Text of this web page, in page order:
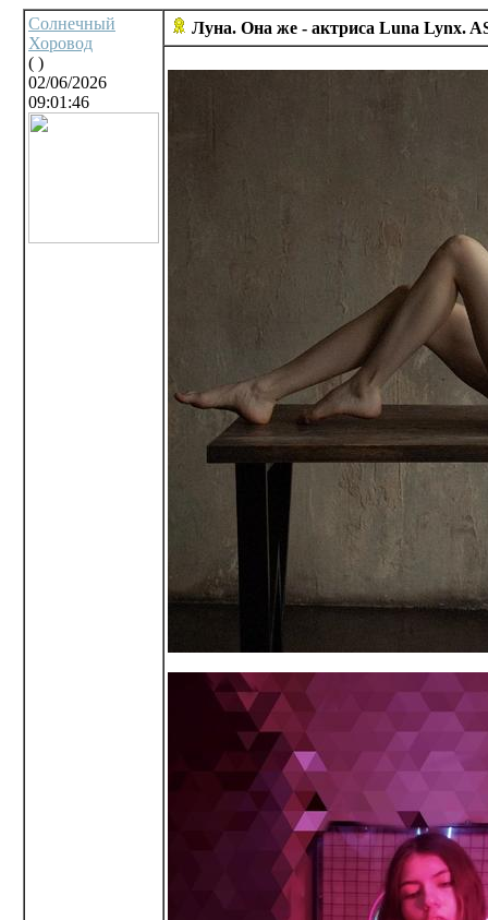
Солнечный
Хоровод
( )
02/06/2026
09:01:46
Луна. Она же - актриса Luna Lynx.